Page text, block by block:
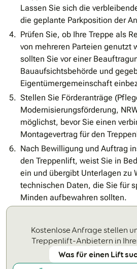
Lassen Sie sich die
die geplante Parkposition der
Prüfen Sie, ob Ihre Treppe als
von mehreren Parteien genutzt
sollten Sie vor einer
Bauaufsichtsbehörde und
Eigentümergemeinschaft
Stellen Sie Förderanträge
Modernisierungsförderung,
möglichst, bevor Sie einen
Montagevertrag für den
Nach Bewilligung und Auftrag
den Treppenlift, weist Sie in
ein und übergibt Unterlagen zu
technischen Daten, die Sie für
Minden aufbewahren sollten.
Kostenlose Anfrage stellen
Treppenlift-Anbietern in
Was für einen Lift